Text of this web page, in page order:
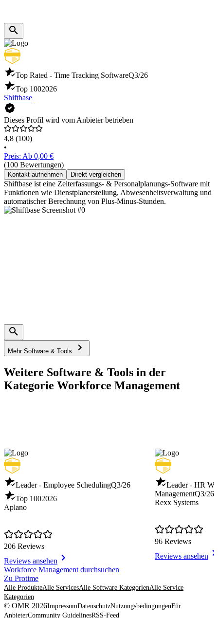
Top Rated - Time Tracking SoftwareQ3/26
Top 1002026
Shiftbase
Dieses Profil wird vom Anbieter betrieben
4,8 (100)
•
Preis: Ab 0,00 €
(100 Bewertungen)
Kontakt aufnehmen Direkt vergleichen
Shiftbase ist eine Zeiterfassungs- & Personalplanungs-Software mit
Funktionen wie Dienstplanerstellung, Abwesenheitsverwaltung und
automatischer Berechnung von Plus-Minus-Stunden.
Mehr Software & Tools
Weitere Software & Tools in der
Kategorie Workforce Management
Leader - Employee SchedulingQ3/26
Top 1002026
Aplano
206 Reviews
Reviews ansehen
Leader - HR
ManagementQ3/26
Rexx Systems
96 Reviews
Reviews ansehen
Item
1
of
8
Workforce Management durchsuchen
Zu Protime
Alle ProdukteAlle ServicesAlle Software KategorienAlle Service
Kategorien
© OMR 2026ImpressumDatenschutzNutzungsbedingungenFür
AnbieterCommunity GuidelinesRSS-Feed